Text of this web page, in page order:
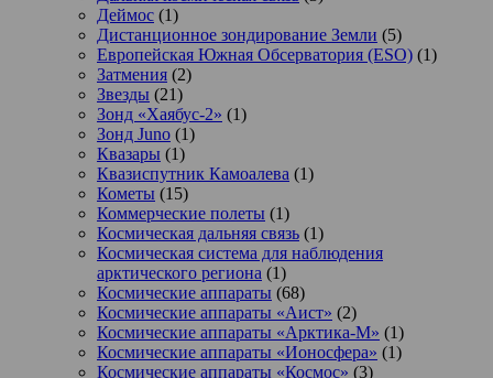
Деймос (1)
Дистанционное зондирование Земли (5)
Европейская Южная Обсерватория (ESO) (1)
Затмения (2)
Звезды (21)
Зонд «Хаябус-2» (1)
Зонд Juno (1)
Квазары (1)
Квазиспутник Камоалева (1)
Кометы (15)
Коммерческие полеты (1)
Космическая дальняя связь (1)
Космическая система для наблюдения
арктического региона (1)
Космические аппараты (68)
Космические аппараты «Аист» (2)
Космические аппараты «Арктика-М» (1)
Космические аппараты «Ионосфера» (1)
Космические аппараты «Космос» (3)